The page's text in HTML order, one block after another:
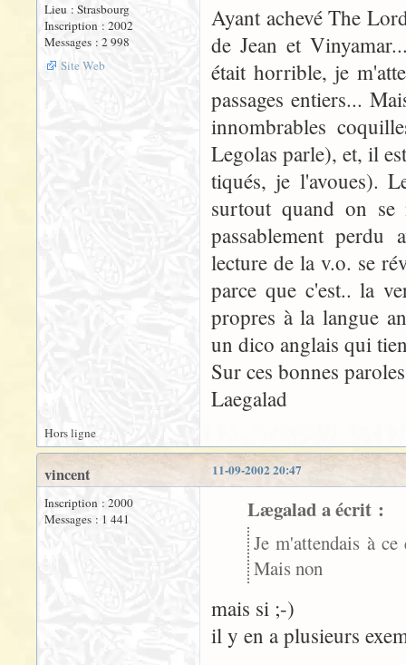
Lieu : Strasbourg
Inscription : 2002
Messages : 2 998
Site Web
Ayant achevé The
de Jean et
était horrible, je
passages entiers...
innombrables
Legolas parle), et, il
tiqués, je l'avoues).
surtout quand on
passablement perdu
lecture de la v.o. se
parce que c'est.. la
propres à la langue
un dico anglais qui
Sur ces bonnes
Laegalad
Hors ligne
11-09-2002 20:47
vincent
Inscription : 2000
Messages : 1 441
Lægalad a écrit :
Je m'attendais à
Mais non
mais si ;-)
il y en a plusieurs